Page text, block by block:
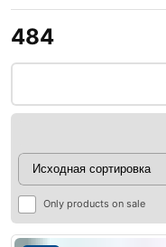
484
Only products on sale